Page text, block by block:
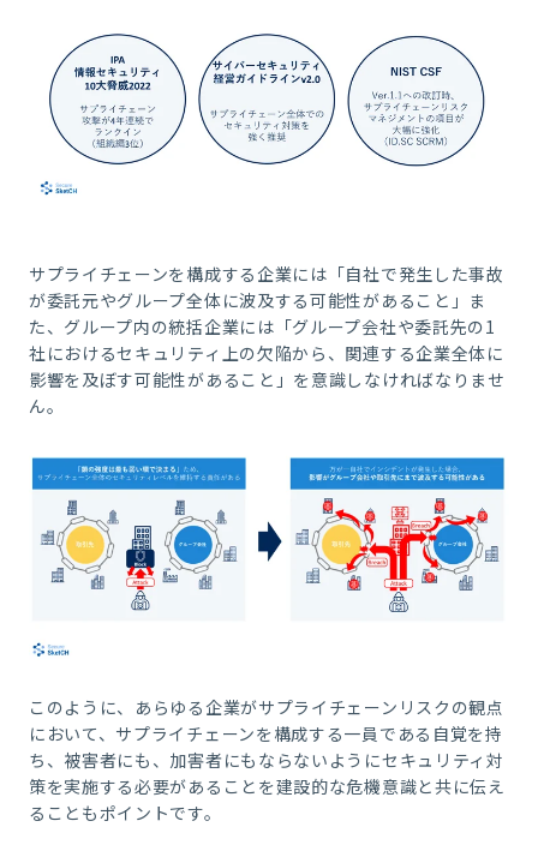
サプライチェーンを構成する企業には「自社で発生した事故
が委託元やグループ全体に波及する可能性があること」ま
た、グループ内の統括企業には「グループ会社や委託先の1
社におけるセキュリティ上の欠陥から、関連する企業全体に
影響を及ぼす可能性があること」を意識しなければなりませ
ん。
このように、あらゆる企業がサプライチェーンリスクの観点
において、サプライチェーンを構成する一員である自覚を持
ち、被害者にも、加害者にもならないようにセキュリティ対
策を実施する必要があることを建設的な危機意識と共に伝え
ることもポイントです。